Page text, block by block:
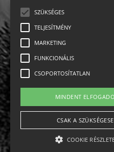
Ebike Osztrák
SZÜKSÉGES
TELJESÍTMÉNY
MARKETING
FUNKCIONÁLIS
CSOPORTOSÍTATLAN
MINDENT
CSAK A
COOKIE